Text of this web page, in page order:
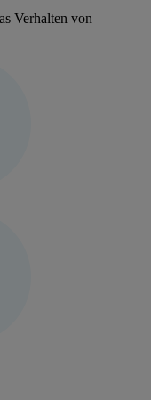
Verhalten von